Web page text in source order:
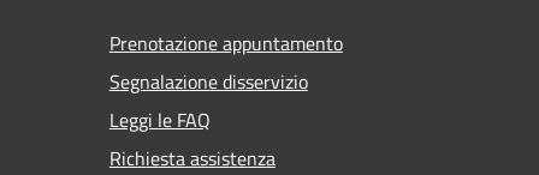
Prenotazione appuntamento
Segnalazione disservizio
Leggi le FAQ
Richiesta assistenza